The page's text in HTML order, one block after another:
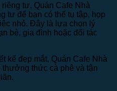
tư, Quán Cafe Nhà
tư để bạn có thể tụ tập, họp
nhỏ. Đây là lựa chọn lý
bè, gia đình hoặc đối tác
kế đẹp mắt, Quán Cafe Nhà
thức cà phê và tận